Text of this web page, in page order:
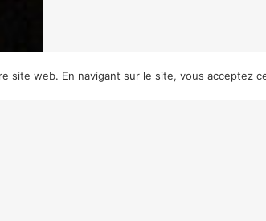
site web. En navigant sur le site, vous acceptez